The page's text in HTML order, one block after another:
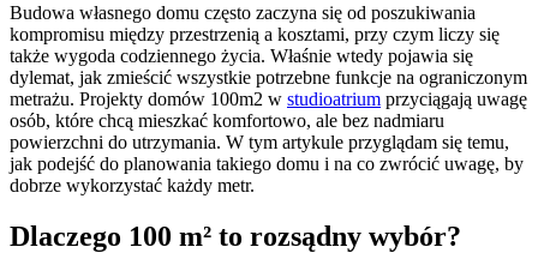
Budowa własnego domu często zaczyna się od poszukiwania
kompromisu między przestrzenią a kosztami, przy czym liczy się
także wygoda codziennego życia. Właśnie wtedy pojawia się
dylemat, jak zmieścić wszystkie potrzebne funkcje na ograniczonym
metrażu. Projekty domów 100m2 w studioatrium przyciągają uwagę
osób, które chcą mieszkać komfortowo, ale bez nadmiaru
powierzchni do utrzymania. W tym artykule przyglądam się temu,
jak podejść do planowania takiego domu i na co zwrócić uwagę, by
dobrze wykorzystać każdy metr.
Dlaczego 100 m² to rozsądny wybór?